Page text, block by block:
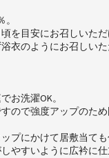
を目安にお召しいただ
衣のようにお召しい
お洗濯OK。
ので強度アップのた
プにかけて居敷当ても
やすいように広衿に仕